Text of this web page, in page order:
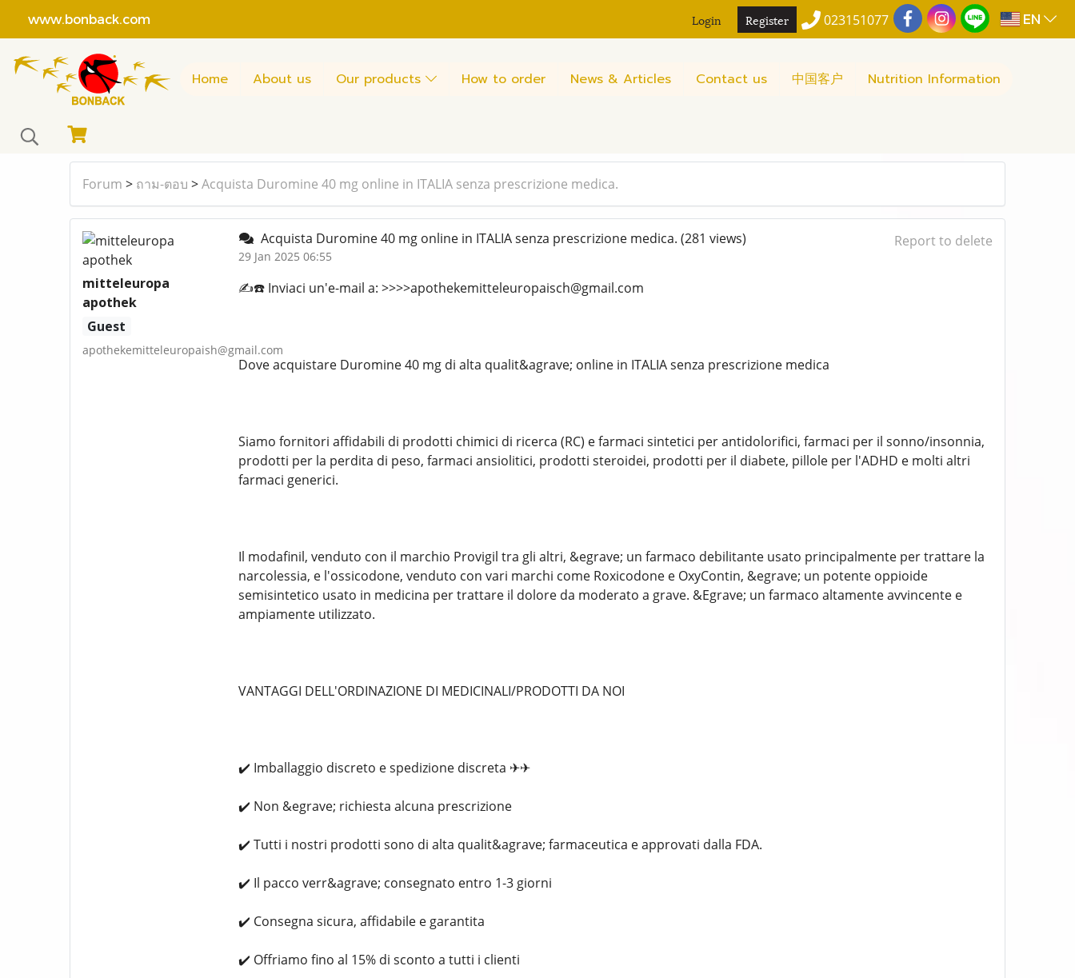
www.bonback.com Login Register 023151077 EN
Home About us Our products How to order News & Articles Contact us 中国客户 Nutrition Information
Forum > ถาม-ตอบ >Acquista Duromine 40 mg online in ITALIA senza prescrizione medica.
mitteleuropa
apothek
Guest
apothekemitteleuropaish@gmail.com
Acquista Duromine 40 mg online in ITALIA senza prescrizione medica. (281 views)
29 Jan 2025 06:55
Report to delete
✍️☎️ Inviaci un'e-mail a: >>>>apothekemitteleuropaisch@gmail.com
Dove acquistare Duromine 40 mg di alta qualit&agrave; online in ITALIA senza prescrizione medica
Siamo fornitori affidabili di prodotti chimici di ricerca (RC) e farmaci sintetici per antidolorifici, farmaci per il sonno/insonnia,
prodotti per la perdita di peso, farmaci ansiolitici, prodotti steroidei, prodotti per il diabete, pillole per l'ADHD e molti altri
farmaci generici.
Il modafinil, venduto con il marchio Provigil tra gli altri, &egrave; un farmaco debilitante usato principalmente per trattare la
narcolessia, e l'ossicodone, venduto con vari marchi come Roxicodone e OxyContin, &egrave; un potente oppioide
semisintetico usato in medicina per trattare il dolore da moderato a grave. &Egrave; un farmaco altamente avvincente e
ampiamente utilizzato.
VANTAGGI DELL'ORDINAZIONE DI MEDICINALI/PRODOTTI DA NOI
✔️ Imballaggio discreto e spedizione discreta ✈✈
✔️ Non &egrave; richiesta alcuna prescrizione
✔️ Tutti i nostri prodotti sono di alta qualit&agrave; farmaceutica e approvati dalla FDA.
✔️ Il pacco verr&agrave; consegnato entro 1-3 giorni
✔️ Consegna sicura, affidabile e garantita
✔️ Offriamo fino al 15% di sconto a tutti i clienti